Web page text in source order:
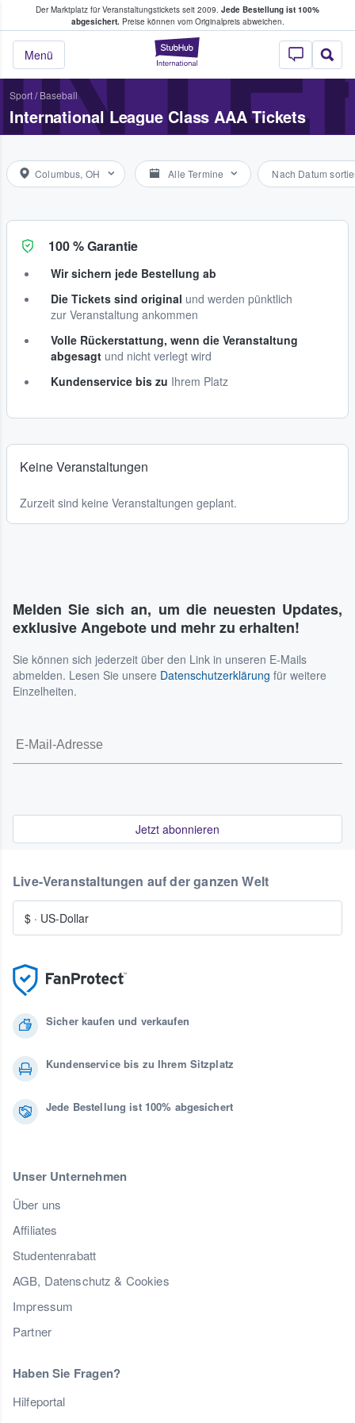
Der Marktplatz für Veranstaltungstickets seit 2009. Jede Bestellung ist 100%
abgesichert.Preise können vom Originalpreis abweichen.
StubHub - Wo
Menü
Tickets kaufen & verkaufen
Sport/ Baseball
International League Class AAA Tickets
Columbus, OH Alle Termine Nach Datum
100 % Garantie
Wir sichern jede Bestellung ab
Die Tickets sind original und werden pünktlich
zur Veranstaltung ankommen
Volle Rückerstattung, wenn die Veranstaltung
abgesagt und nicht verlegt wird
Kundenservice bis zu Ihrem Platz
Keine Veranstaltungen
Zurzeit sind keine Veranstaltungen geplant.
Melden Sie sich an, um die neuesten Updates,
exklusive Angebote und mehr zu erhalten!
Sie können sich jederzeit über den Link in unseren E-Mails
abmelden. Lesen Sie unsere Datenschutzerklärung für weitere
Einzelheiten.
Jetzt abonnieren
Sicher kaufen und verkaufen
Kundenservice bis zu Ihrem Sitzplatz
Jede Bestellung ist 100% abgesichert
Unser Unternehmen
Über uns
Affiliates
Studentenrabatt
AGB, Datenschutz & Cookies
Impressum
Partner
Haben Sie Fragen?
Hilfeportal
Live-Veranstaltungen auf der ganzen Welt
$ · US-Dollar